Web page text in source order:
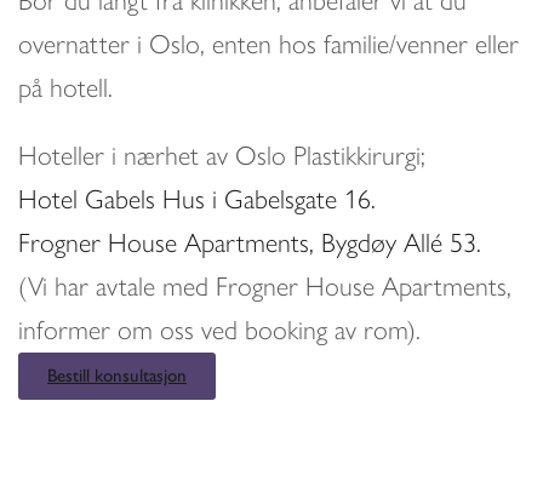
overnatter i Oslo, enten hos familie/venner eller
på hotell.
Hoteller i nærhet av Oslo Plastikkirurgi;
Hotel Gabels Hus i Gabelsgate 16.
Frogner House Apartments, Bygdøy Allé 53.
(Vi har avtale med Frogner House Apartments,
informer om oss ved booking av rom).
Bestill konsultasjon